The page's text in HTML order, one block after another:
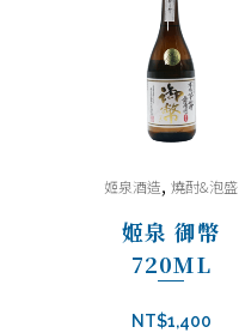
quantity
姬泉酒造,燒酎&泡盛
姬泉 御幣
720ML
NT$1,400